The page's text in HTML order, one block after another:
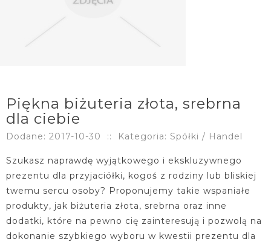
Piękna biżuteria złota, srebrna
dla ciebie
Dodane: 2017-10-30 :: Kategoria: Spółki / Handel
Szukasz naprawdę wyjątkowego i ekskluzywnego
prezentu dla przyjaciółki, kogoś z rodziny lub bliskiej
twemu sercu osoby? Proponujemy takie wspaniałe
produkty, jak biżuteria złota, srebrna oraz inne
dodatki, które na pewno cię zainteresują i pozwolą na
dokonanie szybkiego wyboru w kwestii prezentu dla